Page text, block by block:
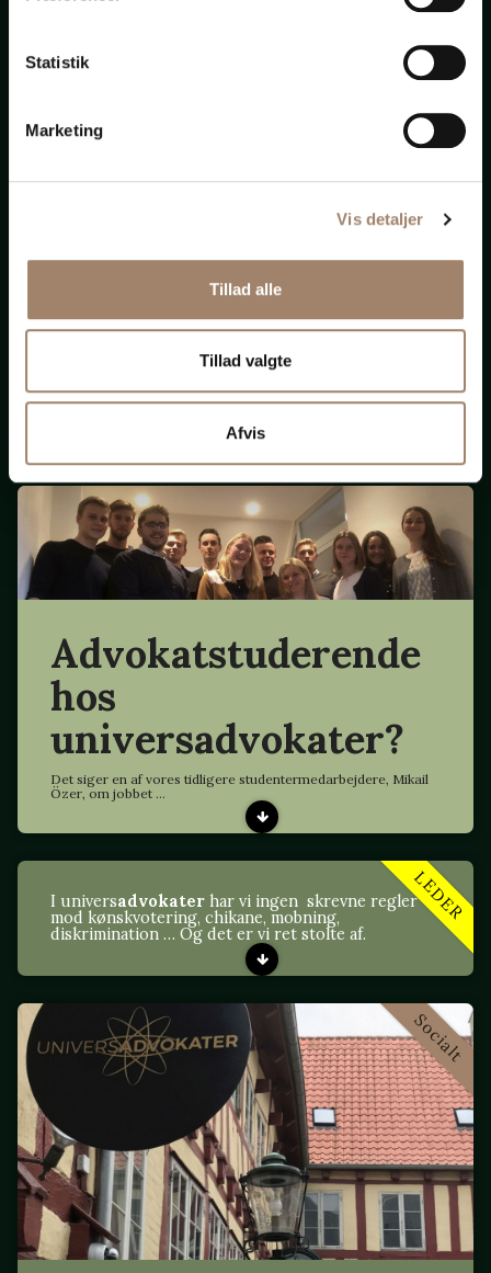
Statistik
Marketing
Vis detaljer
Tillad alle
Tillad valgte
Afvis
bistand
til
Nye krav om ligeløn
og
løngennemsigtighed
(Opdateret 131125)
Advokatstuderende
hos
universadvokater?
Det siger en af vores tidligere studentermedarbejdere, Mikail
Özer, om jobbet ...
LEDER
I universadvokaterhar vi ingen skrevne regler
mod kønskvotering, chikane, mobning,
diskrimination … Og det er vi ret stolte af.
Socialt